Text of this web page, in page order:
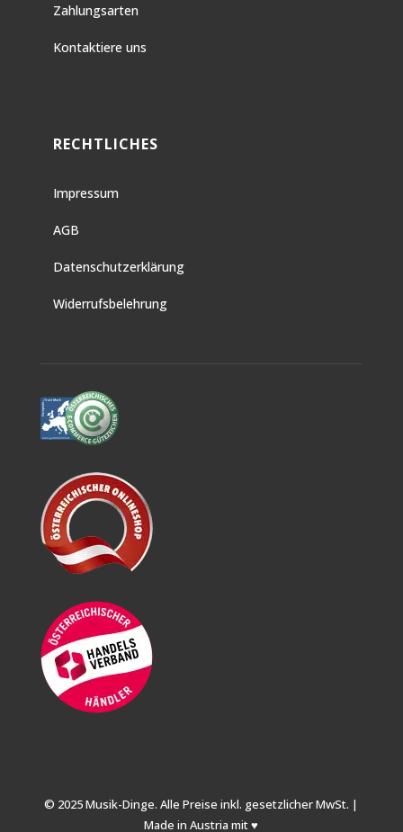
Zahlungsarten
Kontaktiere uns
RECHTLICHES
Impressum
AGB
Datenschutzerklärung
Widerrufsbelehrung
© 2025 Musik-Dinge. Alle Preise inkl. gesetzlicher MwSt. |
Made in Austria mit ♥